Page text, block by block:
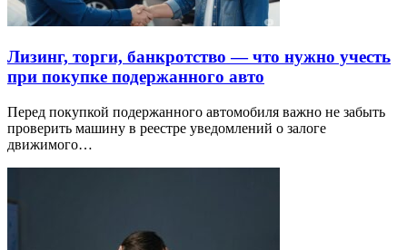
Лизинг, торги, банкротство — что нужно учесть
при покупке подержанного авто
Перед покупкой подержанного автомобиля важно не забыть
проверить машину в реестре уведомлений о залоге
движимого…